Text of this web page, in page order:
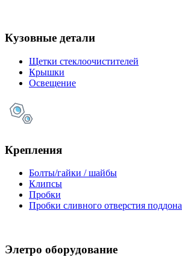
Кузовные детали
Щетки стеклоочистителей
Крышки
Освещение
Крепления
Болты/гайки / шайбы
Клипсы
Пробки
Пробки сливного отверстия поддона
Элетро оборудование